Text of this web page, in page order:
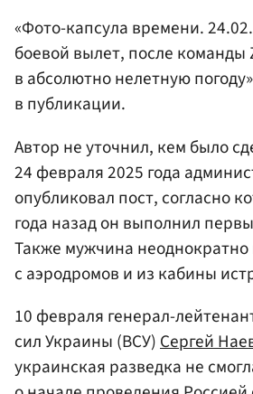
«Фото-капсула времени.
боевой вылет, после команды
в абсолютно нелетную
в публикации.
Автор не уточнил, кем было
24 февраля 2025 года
опубликовал пост, согласно
года назад он выполнил
Также мужчина
с аэродромов и из кабины
10 февраля генерал-
сил Украины (ВСУ)Сергей
украинская разведка не